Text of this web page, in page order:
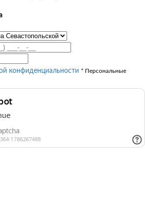
конфиденциальности * Персональные